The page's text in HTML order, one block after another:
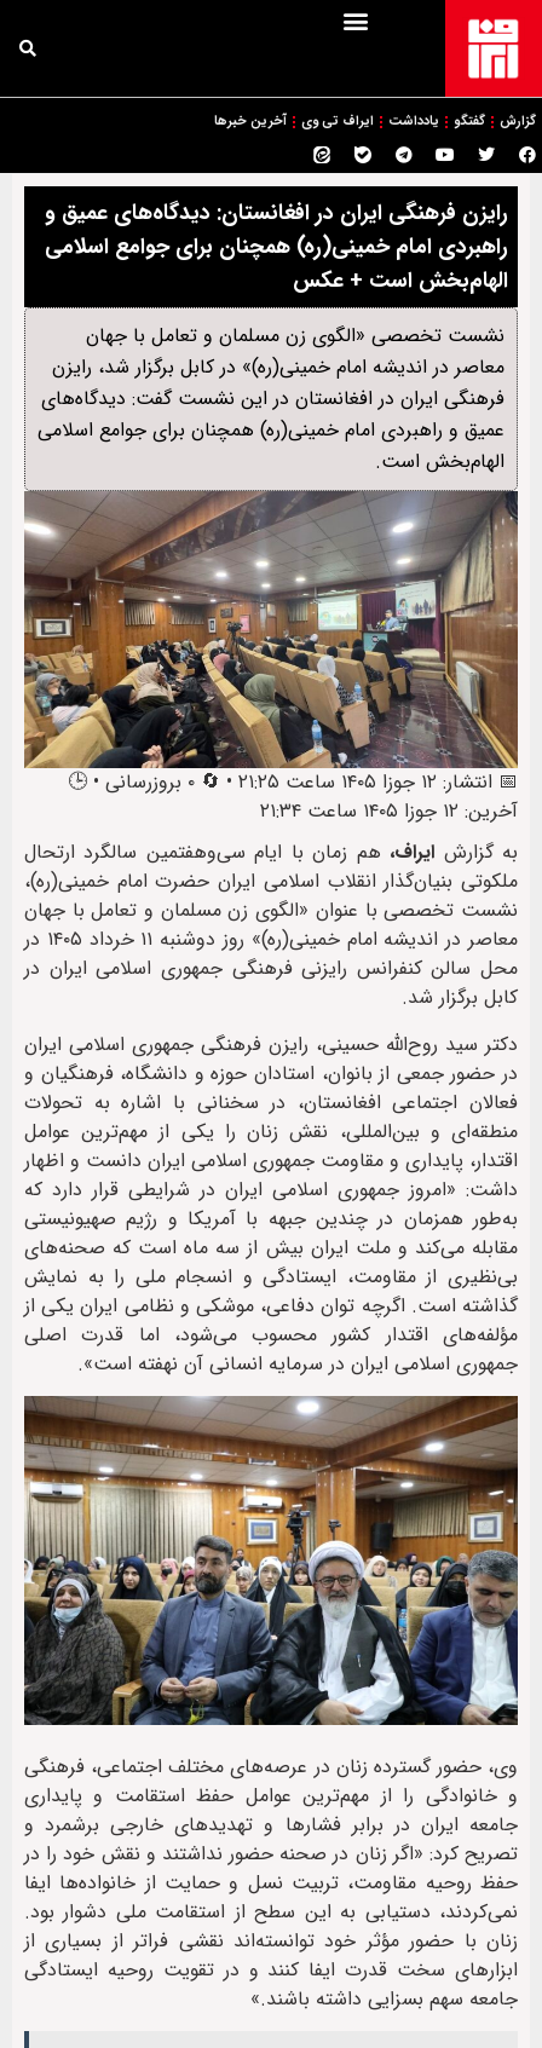
گزارش گفتگو یادداشت ایراف تی وی آخرین خبرها
رایزن فرهنگی ایران در افغانستان: دیدگاه‌های عمیق و
راهبردی امام خمینی(ره) همچنان برای جوامع اسلامی
الهام‌بخش است + عکس
نشست تخصصی «الگوی زن مسلمان و تعامل با جهان
معاصر در اندیشه امام خمینی(ره)» در کابل برگزار شد، رایزن
فرهنگی ایران در افغانستان در این نشست گفت: دیدگاه‌های
عمیق و راهبردی امام خمینی(ره) همچنان برای جوامع اسلامی
الهام‌بخش است.
📅 انتشار: ۱۲ جوزا ۱۴۰۵ ساعت ۲۱:۲۵ • 🔄 ۰ بروزرسانی • 🕒
آخرین: ۱۲ جوزا ۱۴۰۵ ساعت ۲۱:۳۴
به گزارش ایراف، هم زمان با ایام سی‌وهفتمین سالگرد ارتحال
ملکوتی بنیان‌گذار انقلاب اسلامی ایران حضرت امام خمینی(ره)،
نشست تخصصی با عنوان «الگوی زن مسلمان و تعامل با جهان
معاصر در اندیشه امام خمینی(ره)» روز دوشنبه ۱۱ خرداد ۱۴۰۵ در
محل سالن کنفرانس رایزنی فرهنگی جمهوری اسلامی ایران در
کابل برگزار شد.
دکتر سید روح‌الله حسینی، رایزن فرهنگی جمهوری اسلامی ایران
در حضور جمعی از بانوان، استادان حوزه و دانشگاه، فرهنگیان و
فعالان اجتماعی افغانستان، در سخنانی با اشاره به تحولات
منطقه‌ای و بین‌المللی، نقش زنان را یکی از مهم‌ترین عوامل
اقتدار، پایداری و مقاومت جمهوری اسلامی ایران دانست و اظهار
داشت: «امروز جمهوری اسلامی ایران در شرایطی قرار دارد که
به‌طور همزمان در چندین جبهه با آمریکا و رژیم صهیونیستی
مقابله می‌کند و ملت ایران بیش از سه ماه است که صحنه‌های
بی‌نظیری از مقاومت، ایستادگی و انسجام ملی را به نمایش
گذاشته است. اگرچه توان دفاعی، موشکی و نظامی ایران یکی از
مؤلفه‌های اقتدار کشور محسوب می‌شود، اما قدرت اصلی
جمهوری اسلامی ایران در سرمایه انسانی آن نهفته است».
وی، حضور گسترده زنان در عرصه‌های مختلف اجتماعی، فرهنگی
و خانوادگی را از مهم‌ترین عوامل حفظ استقامت و پایداری
جامعه ایران در برابر فشارها و تهدیدهای خارجی برشمرد و
تصریح کرد: «اگر زنان در صحنه حضور نداشتند و نقش خود را در
حفظ روحیه مقاومت، تربیت نسل و حمایت از خانواده‌ها ایفا
نمی‌کردند، دستیابی به این سطح از استقامت ملی دشوار بود.
زنان با حضور مؤثر خود توانسته‌اند نقشی فراتر از بسیاری از
ابزارهای سخت قدرت ایفا کنند و در تقویت روحیه ایستادگی
جامعه سهم بسزایی داشته باشند.»